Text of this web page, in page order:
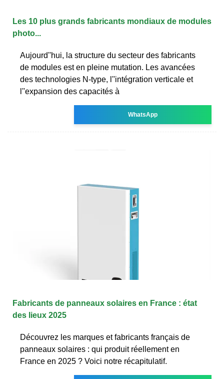
Les 10 plus grands fabricants mondiaux de modules
photo...
Aujourd''hui, la structure du secteur des fabricants
de modules est en pleine mutation. Les avancées
des technologies N-type, l''intégration verticale et
l''expansion des capacités à
WhatsApp
Fabricants de panneaux solaires en France : état
des lieux 2025
Découvrez les marques et fabricants français de
panneaux solaires : qui produit réellement en
France en 2025 ? Voici notre récapitulatif.